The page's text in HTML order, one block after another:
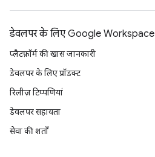
डेवलपर के लिए Google Workspace
प्लैटफ़ॉर्म की खास जानकारी
डेवलपर के लिए प्रॉडक्ट
रिलीज़ टिप्पणियां
डेवलपर सहायता
सेवा की शर्तों